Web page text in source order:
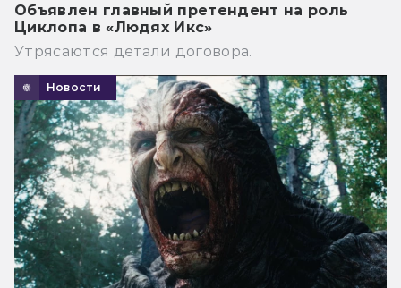
Объявлен главный претендент на роль
Циклопа в «Людях Икс»
Утрясаются детали договора.
Новости